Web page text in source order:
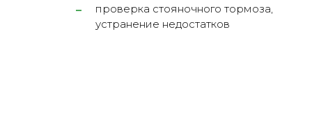
проверка стояночного тормоза,
устранение недостатков